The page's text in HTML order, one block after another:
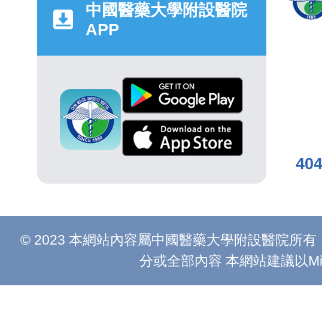
中國醫藥大學附設醫院
APP
© 2023 本網站內容屬中國醫藥大學附設醫院所
分或全部內容 本網站建議以